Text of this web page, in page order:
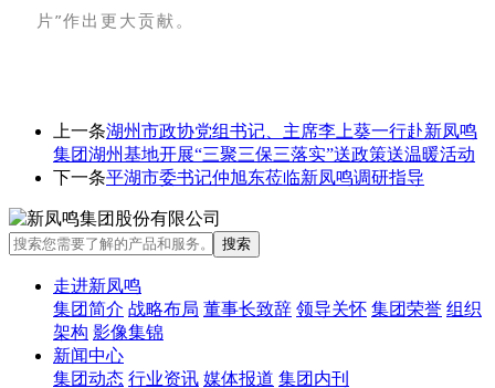
片”作出更大贡献。
上一条湖州市政协党组书记、主席李上葵一行赴新凤鸣
集团湖州基地开展“三聚三保三落实”送政策送温暖活动
下一条平湖市委书记仲旭东莅临新凤鸣调研指导
走进新凤鸣
集团简介 战略布局 董事长致辞 领导关怀 集团荣誉 组织
架构 影像集锦
新闻中心
集团动态 行业资讯 媒体报道 集团内刊